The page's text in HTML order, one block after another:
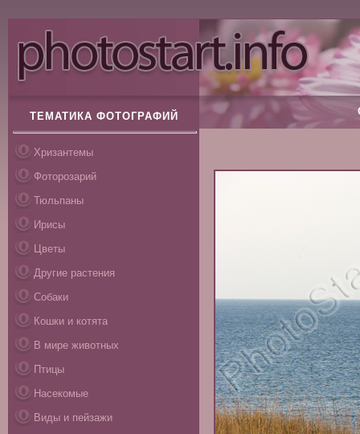
ТЕМАТИКА ФОТОГРАФИЙ
Хризантемы
Фоторозарий
Тюльпаны
Ирисы
Цветы
Другие растения
Собаки
Кошки и котята
В мире животных
Птицы
Насекомые
Виды и пейзажи